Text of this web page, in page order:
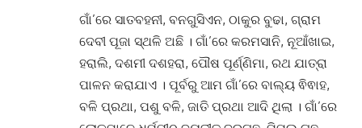
ଗାଁ’ରେ ସାତବହନୀ, ବନଗୁସିଏନ, ଠାକୁର ବୁଢା, ଗ୍ରାମ
ଦେବୀ ପୂଜା ସ୍ଥଳି ଅଛି । ଗାଁ’ରେ କରମସାନି, ନୂଆଁଖାଇ,
ହରାଲି, ଦଶମୀ ଦଶହରା, ପୌଷ ପୂର୍ଣ୍ଣିମା, ରଥ ଯାତ୍ରା
ପାଳନ କରାଯାଏ । ପୂର୍ବରୁ ଆମ ଗାଁ’ରେ ବାଲ୍ୟ ଵିଵାହ,
ବଳି ପ୍ରଥା, ପଶୁ ବଳି, ଜାତି ପ୍ରଥା ଆଦି ଥିଲା । ଗାଁ’ରେ